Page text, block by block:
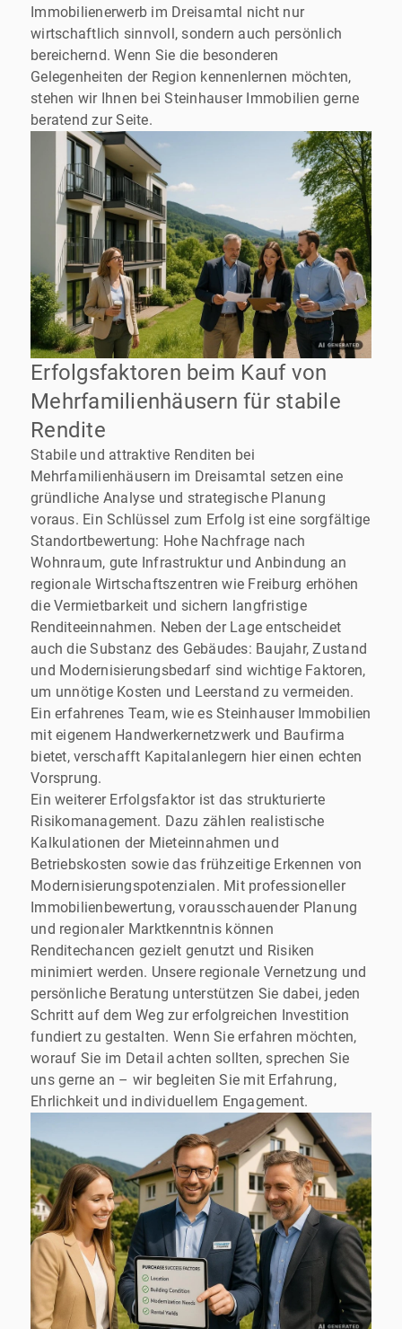
Immobilienerwerb im Dreisamtal nicht nur
wirtschaftlich sinnvoll, sondern auch persönlich
bereichernd. Wenn Sie die besonderen
Gelegenheiten der Region kennenlernen möchten,
stehen wir Ihnen bei Steinhauser Immobilien gerne
beratend zur Seite.
Erfolgsfaktoren beim Kauf von
Mehrfamilienhäusern für stabile
Rendite
Stabile und attraktive Renditen bei
Mehrfamilienhäusern im Dreisamtal setzen eine
gründliche Analyse und strategische Planung
voraus. Ein Schlüssel zum Erfolg ist eine sorgfältige
Standortbewertung: Hohe Nachfrage nach
Wohnraum, gute Infrastruktur und Anbindung an
regionale Wirtschaftszentren wie Freiburg erhöhen
die Vermietbarkeit und sichern langfristige
Renditeeinnahmen. Neben der Lage entscheidet
auch die Substanz des Gebäudes: Baujahr, Zustand
und Modernisierungsbedarf sind wichtige Faktoren,
um unnötige Kosten und Leerstand zu vermeiden.
Ein erfahrenes Team, wie es Steinhauser Immobilien
mit eigenem Handwerkernetzwerk und Baufirma
bietet, verschafft Kapitalanlegern hier einen echten
Vorsprung.
Ein weiterer Erfolgsfaktor ist das strukturierte
Risikomanagement. Dazu zählen realistische
Kalkulationen der Mieteinnahmen und
Betriebskosten sowie das frühzeitige Erkennen von
Modernisierungspotenzialen. Mit professioneller
Immobilienbewertung, vorausschauender Planung
und regionaler Marktkenntnis können
Renditechancen gezielt genutzt und Risiken
minimiert werden. Unsere regionale Vernetzung und
persönliche Beratung unterstützen Sie dabei, jeden
Schritt auf dem Weg zur erfolgreichen Investition
fundiert zu gestalten. Wenn Sie erfahren möchten,
worauf Sie im Detail achten sollten, sprechen Sie
uns gerne an – wir begleiten Sie mit Erfahrung,
Ehrlichkeit und individuellem Engagement.